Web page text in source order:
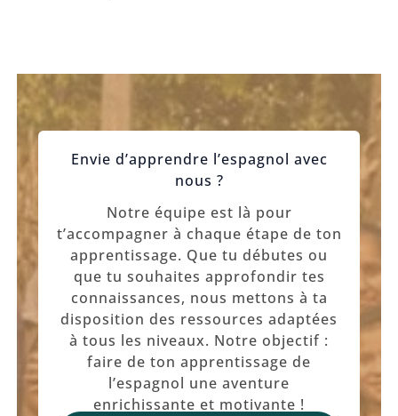
Envie d’apprendre l’espagnol avec
nous ?
Notre équipe est là pour
t’accompagner à chaque étape de ton
apprentissage. Que tu débutes ou
que tu souhaites approfondir tes
connaissances, nous mettons à ta
disposition des ressources adaptées
à tous les niveaux. Notre objectif :
faire de ton apprentissage de
l’espagnol une aventure
enrichissante et motivante !